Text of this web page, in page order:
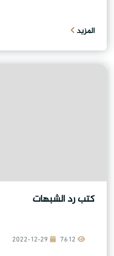
المزيد
كتب رد الشبهات
2022-12-29